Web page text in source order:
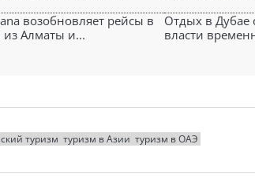
возобновляет рейсы в
из Алматы и...
Отдых в Дубае
власти
туризм туризм в Азии туризм в ОАЭ